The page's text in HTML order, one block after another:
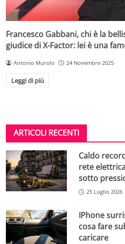
Francesco Gabbani, chi è la
giudice di X-Factor: lei è una
Antonio Murolo 24 Novembre 2025
Leggi di più
ARTICOLI RECENTI
Caldo
rete
sotto
25 Luglio 2026
IPhone
cosa fare
caricare